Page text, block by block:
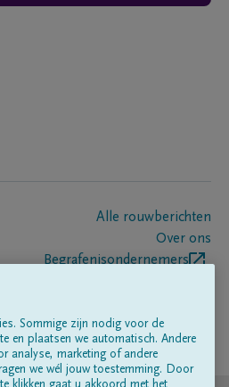
Alle rouwberichten
Over ons
Begrafenisondernemers
Sommige zijn nodig voor de
en plaatsen we automatisch. Andere
analyse, marketing of andere
we wél jouw toestemming. Door